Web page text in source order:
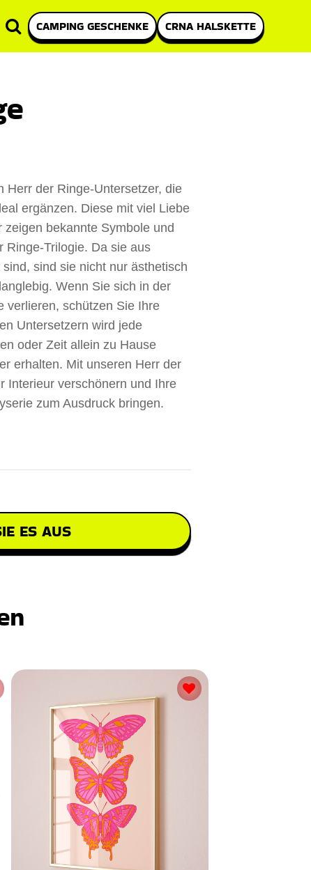
CAMPING GESCHENKE CRNA HALSKETTE
Herr der Ringe-Untersetzer, die
ergänzen. Diese mit viel Liebe
bekannte Symbole und
Ringe-Trilogie. Da sie aus
sind sie nicht nur ästhetisch
Wenn Sie sich in der
verlieren, schützen Sie Ihre
Untersetzern wird jede
oder Zeit allein zu Hause
erhalten. Mit unseren Herr der
Interieur verschönern und Ihre
zum Ausdruck bringen.
ES AUS